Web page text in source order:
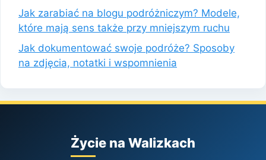
Jak zarabiać na blogu podróżniczym? Modele,
które mają sens także przy mniejszym ruchu
Jak dokumentować swoje podróże? Sposoby
na zdjęcia, notatki i wspomnienia
Życie na Walizkach